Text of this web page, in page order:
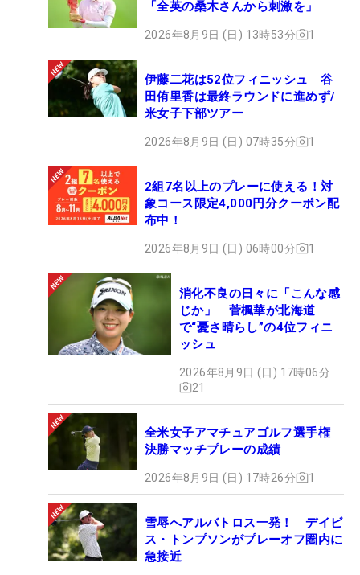
「全英の桑木さんから刺激を」
2026年8月9日 (日) 13時53分 1
伊藤二花は52位フィニッシュ 谷
田侑里香は最終ラウンドに進めず/
米女子下部ツアー
2026年8月9日 (日) 07時35分 1
2組7名以上のプレーに使える！対
象コース限定4,000円分クーポン配
布中！
2026年8月9日 (日) 06時00分 1
消化不良の日々に「こんな感
じか」 菅楓華が北海道
で“憂さ晴らし”の4位フィニ
ッシュ
2026年8月9日 (日) 17時06分
21
全米女子アマチュアゴルフ選手権
決勝マッチプレーの成績
2026年8月9日 (日) 17時26分 1
雪辱へアルバトロス一発！ デイビ
ス・トンプソンがプレーオフ圏内に
急接近